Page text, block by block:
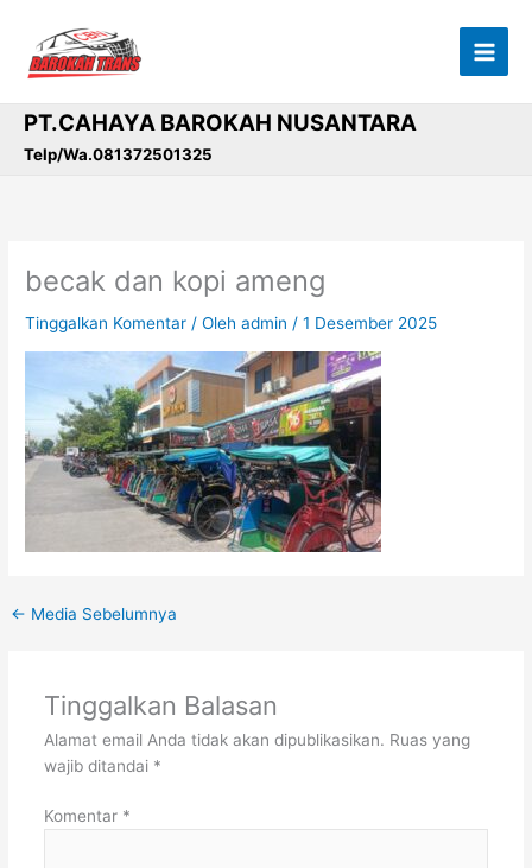
konten
PT.CAHAYA BAROKAH NUSANTARA
Telp/Wa.081372501325
becak dan kopi ameng
Tinggalkan Komentar / Olehadmin /1 Desember 2025
← Media Sebelumnya
Tinggalkan Balasan
Alamat email Anda tidak akan dipublikasikan. Ruas yang
wajib ditandai *
Komentar *